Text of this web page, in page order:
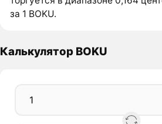
за 1 BOKU.
Калькулятор BOKU